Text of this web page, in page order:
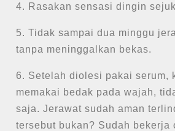
4. Rasakan sensasi dingin
5. Tidak sampai dua minggu
tanpa meninggalkan bekas.
6. Setelah diolesi pakai serum,
memakai bedak pada wajah,
saja. Jerawat sudah aman
tersebut bukan? Sudah bekerja